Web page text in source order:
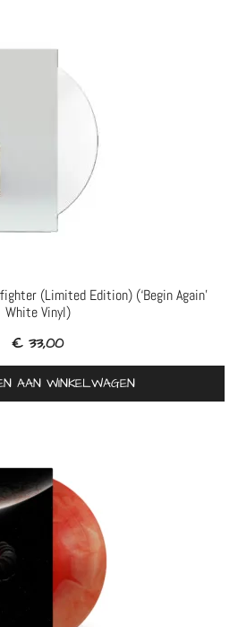
(Limited Edition) (‘Begin Again’
White Vinyl)
€ 33,00
AAN WINKELWAGEN